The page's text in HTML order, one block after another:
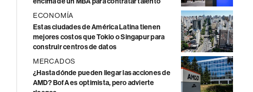
ECONOMÍA
Estas ciudades de América Latina tienen
mejores costos que Tokio o Singapur para
construir centros de datos
MERCADOS
¿Hasta dónde pueden llegar las acciones de
AMD? BofA es optimista, pero advierte